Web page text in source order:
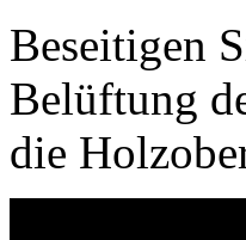
Beseitigen
Belüftung
die